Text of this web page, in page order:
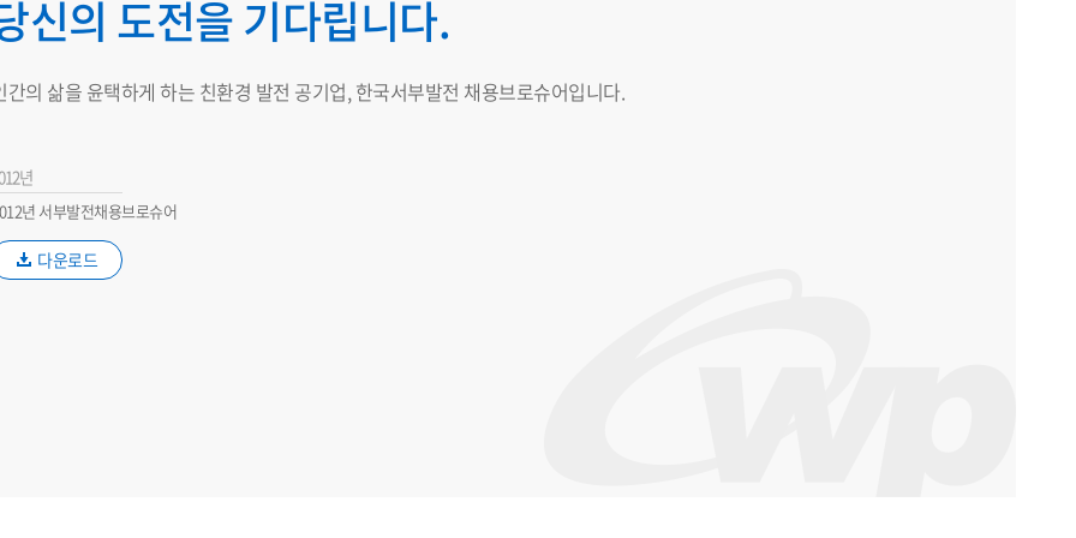
신의 도전을 기다립니다.
간의 삶을 윤택하게 하는 친환경 발전 공기업, 한국서부발전 채용브로슈어입니다.
년
년 서부발전채용브로슈어
다운로드